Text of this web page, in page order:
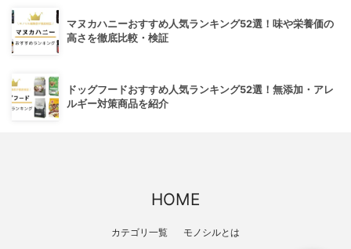
マヌカハニーおすすめ人気ランキング52選！味や栄養価の
高さを徹底比較・検証
ドッグフードおすすめ人気ランキング52選！無添加・アレ
ルギー対策商品を紹介
HOME
カテゴリ一覧 モノシルとは